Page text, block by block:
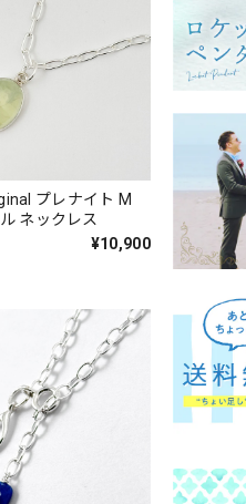
プレナイト M
ネックレス
¥10,900